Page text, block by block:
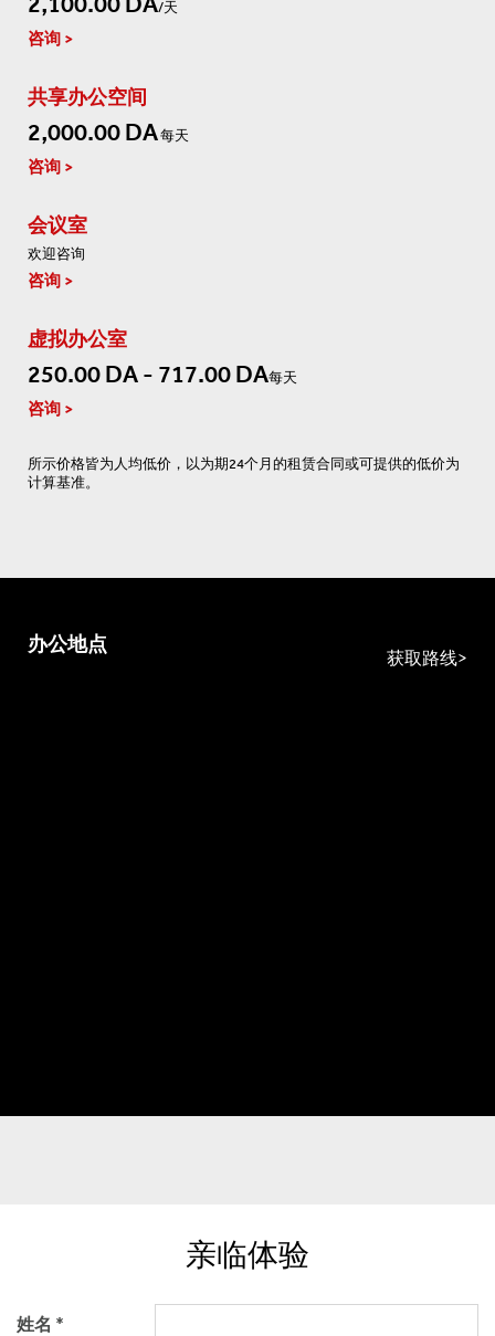
/天
咨询
共享办公空间
2,000.00 DA每天
咨询
会议室
欢迎咨询
咨询
虚拟办公室
250.00 DA - 717.00 DA每天
咨询
所示价格皆为人均低价，以为期24个月的租赁合同或可提供的低价为
计算基准。
办公地点
获取路线
亲临体验
姓名